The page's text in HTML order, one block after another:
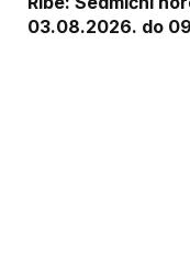
03.08.2026. do